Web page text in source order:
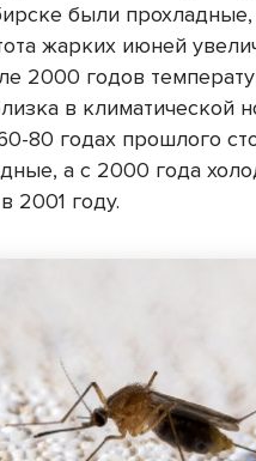
были
жарких июней
2000 годов
в климатической
80 годах прошлого
а с 2000 года
2001 году.